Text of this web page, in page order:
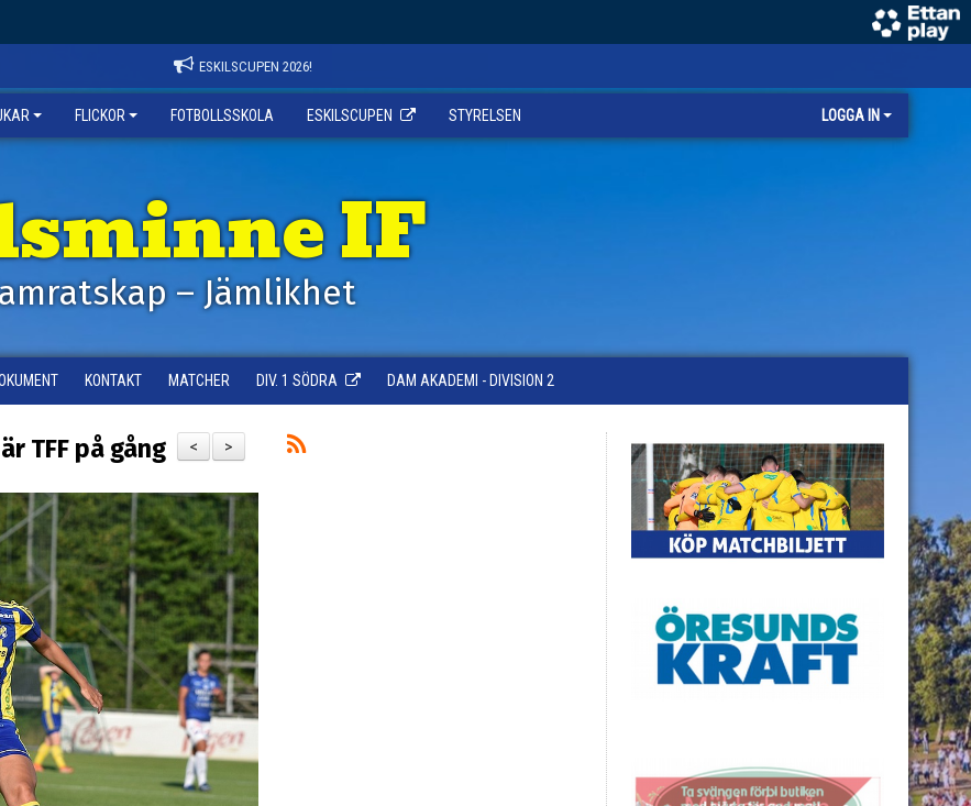
ESKILSCUPEN 2026!
FLICKOR FOTBOLLSSKOLA ESKILSCUPEN STYRELSEN LOGGA IN
IF
– Jämlikhet
KONTAKT MATCHER DIV. 1 SÖDRA DAM AKADEMI - DIVISION 2
>
<
TFF på gång